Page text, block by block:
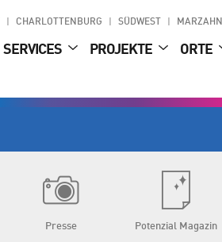
CHARLOTTENBURG SÜDWEST MARZAHN
SERVICES PROJEKTE ORTE
Presse Potenzial Magazin